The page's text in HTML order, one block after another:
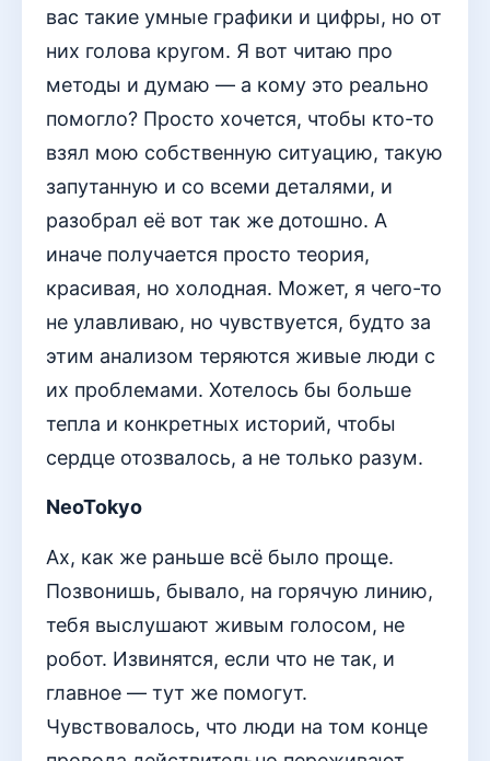
вас такие умные графики и цифры, но от
них голова кругом. Я вот читаю про
методы и думаю — а кому это реально
помогло? Просто хочется, чтобы кто-то
взял мою собственную ситуацию, такую
запутанную и со всеми деталями, и
разобрал её вот так же дотошно. А
иначе получается просто теория,
красивая, но холодная. Может, я чего-то
не улавливаю, но чувствуется, будто за
этим анализом теряются живые люди с
их проблемами. Хотелось бы больше
тепла и конкретных историй, чтобы
сердце отозвалось, а не только разум.
NeoTokyo
Ах, как же раньше всё было проще.
Позвонишь, бывало, на горячую линию,
тебя выслушают живым голосом, не
робот. Извинятся, если что не так, и
главное — тут же помогут.
Чувствовалось, что люди на том конце